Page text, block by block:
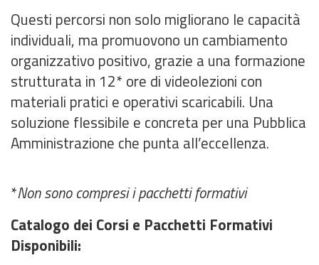
Questi percorsi non solo migliorano le capacità
individuali, ma promuovono un cambiamento
organizzativo positivo, grazie a una formazione
strutturata in 12* ore di videolezioni con
materiali pratici e operativi scaricabili. Una
soluzione flessibile e concreta per una Pubblica
Amministrazione che punta all’eccellenza.
*Non sono compresi i pacchetti formativi
Catalogo dei Corsi e Pacchetti Formativi
Disponibili: